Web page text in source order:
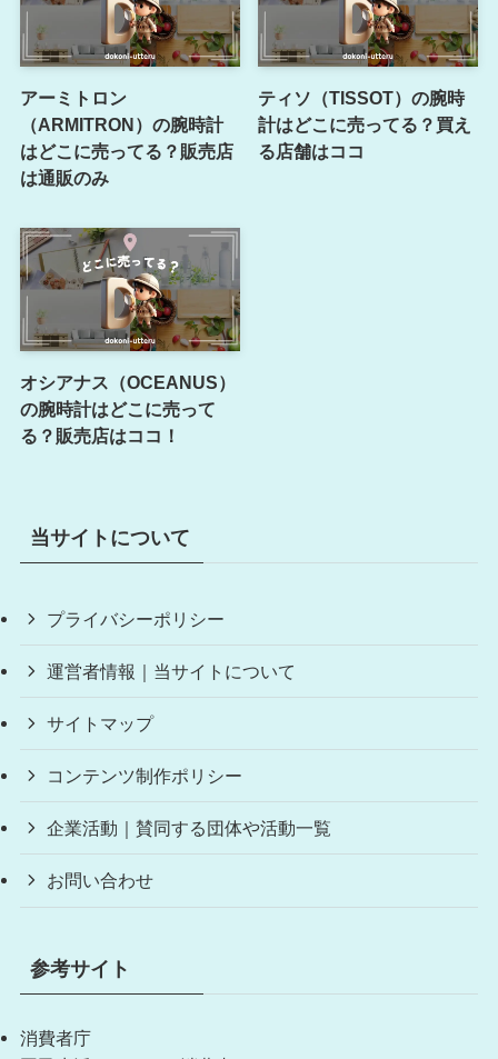
アーミトロン
（ARMITRON）の腕時計
はどこに売ってる？販売店
は通販のみ
ティソ（TISSOT）の腕時
計はどこに売ってる？買え
る店舗はココ
オシアナス（OCEANUS）
の腕時計はどこに売って
る？販売店はココ！
当サイトについて
プライバシーポリシー
運営者情報｜当サイトについて
サイトマップ
コンテンツ制作ポリシー
企業活動｜賛同する団体や活動一覧
お問い合わせ
参考サイト
消費者庁